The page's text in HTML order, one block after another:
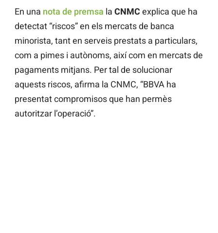
En una nota de premsa la CNMC explica que ha
detectat “riscos” en els mercats de banca
minorista, tant en serveis prestats a particulars,
com a pimes i autònoms, així com en mercats de
pagaments mitjans. Per tal de solucionar
aquests riscos, afirma la CNMC, “BBVA ha
presentat compromisos que han permès
autoritzar l’operació”.